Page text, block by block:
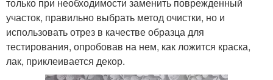
только при необходимости заменить поврежденный
участок, правильно выбрать метод очистки, но и
использовать отрез в качестве образца для
тестирования, опробовав на нем, как ложится краска,
лак, приклеивается декор.